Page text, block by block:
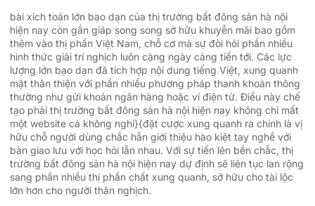
bài xích toán lớn bạo dạn của thị trường bất đông sản hà nội
hiện nay còn gắn giáp song song sở hữu khuyễn mãi bao gồm
thêm vào thị phần Việt Nam, chỗ cơ mà sự đòi hỏi phần nhiều
hình thức giải trí nghịch luôn càng ngày càng tiến tới. Các lực
lượng lớn bạo dạn đã tích hợp nội dung tiếng Việt, xung quanh
mặt thân thiện với phần nhiều phương pháp thanh khoản thông
thường như gửi khoản ngân hàng hoặc ví điện tử. Điều này chế
tạo phải thị trường bất đông sản hà nội hiện nay không chỉ mất
một website cá không nghỉ}{đặt cược xung quanh ra chính là vị
hữu chỗ người dùng chắc hẳn giới thiệu hào kiệt tay nghề với
bàn giao lưu với học hỏi lẫn nhau. Với sự tiến lên bền chắc, thị
trường bất đông sản hà nội hiện nay dự định sẽ liên tục lan rộng
sang phần nhiều thị phần chất xung quanh, sở hữu cho tài lộc
lớn hơn cho người thân nghịch.